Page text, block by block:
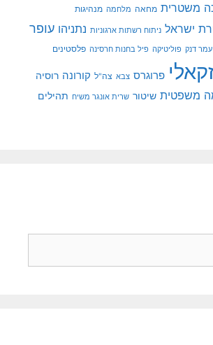
משטרית מחאה מלחמה מנהיגות
ישראל ניתוח רשתות ארגוניות נתניהו עופר
עמר דנק פוליטיקה פיל בחנות חרסינה פלסטינים
פרוגרס צבא צה"ל קורונה רוסיה
משפטית שיטור שרית אונגר משיח תהילים